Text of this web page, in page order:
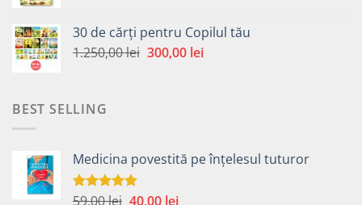
fost:
65,00 lei.
30,00 lei.
30 de cărți pentru Copilul tău
1.250,00lei Prețul
300,00 leiPrețul
BEST SELLING
Medicina povestită pe înțelesul tuturor
Evaluat la
59,00lei Prețul
40,00 leiPrețul